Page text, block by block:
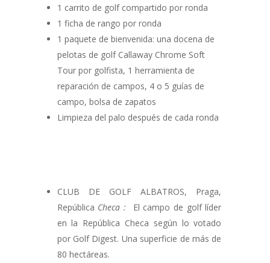
1 carrito de golf compartido por ronda
1 ficha de rango por ronda
1 paquete de bienvenida: una docena de
pelotas de golf Callaway Chrome Soft
Tour por golfista, 1 herramienta de
reparación de campos, 4 o 5 guías de
campo, bolsa de zapatos
Limpieza del palo después de cada ronda
CLUB DE GOLF ALBATROS, Praga,
República Checa : El campo de golf líder
en la República Checa según lo votado
por Golf Digest. Una superficie de más de
80 hectáreas.